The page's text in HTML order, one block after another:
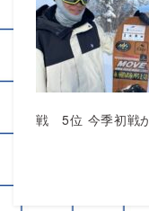
戦 5位 今季初戦